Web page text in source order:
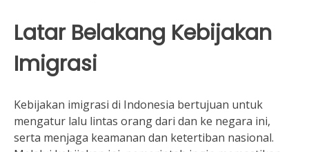
Latar Belakang Kebijakan
Imigrasi
Kebijakan imigrasi di Indonesia bertujuan untuk
mengatur lalu lintas orang dari dan ke negara ini,
serta menjaga keamanan dan ketertiban nasional.